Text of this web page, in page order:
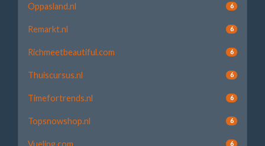
Oppasland.nl 6
Remarkt.nl 6
Richmeetbeautiful.com 6
Thuiscursus.nl 6
Timefortrends.nl 6
Topsnowshop.nl 6
Vueling.com 6